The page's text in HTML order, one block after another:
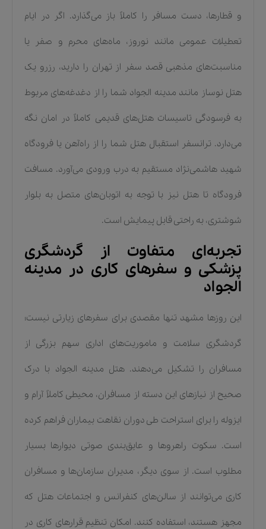
و قطارها، دست مسافر را کاملاً باز می‌گذارد. اگر در ایام
تعطیلات عمومی مانند نوروز، ماه‌های محرم و صفر یا
مناسبت‌های مذهبی قصد سفر از تهران را دارید، رزرو یک
هتل نوساز مانند مدینه الجواد شما را از دغدغه‌های مربوط
به فرسودگی تاسیسات هتل‌های قدیمی کاملاً در امان نگه
می‌دارد. ترانسفر استقبال هتل شما را از راه‌آهن یا فرودگاه
شهید هاشمی‌نژاد مستقیم به درب ورودی می‌آورد. مسافت
فرودگاه تا هتل نیز با توجه به اتوبان‌های متصل به بلوار
شوشتری، به راحتی قابل پیمایش است.
تجربه‌ای متفاوت از گردشگری
پزشکی و سفرهای کاری در مدینه
الجواد
این روزها مشهد تنها مقصدی برای سفرهای زیارتی نیست؛
گردشگری سلامت و ماموریت‌های اداری سهم بزرگی از
مسافران را تشکیل می‌دهند. هتل مدینه الجواد با درک
صحیح از نیازهای این دسته از مسافران، محیطی کاملاً آرام و
ایزوله را برای استراحت طی دوران نقاهت بیماران فراهم کرده
است. سکوت راهروها و عایق‌بندی صوتی دیوارها بسیار
مطلوب است. از سوی دیگر، مدیران سازمان‌ها و مسافران
کاری می‌توانند از سالن‌های کنفرانس و اجتماعات هتل که
مجهز هستند، استفاده کنند. امکان تنظیم قرارهای کاری در